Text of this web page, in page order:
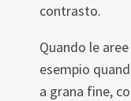
contrasto.
Quando le
esempio
a grana fine,